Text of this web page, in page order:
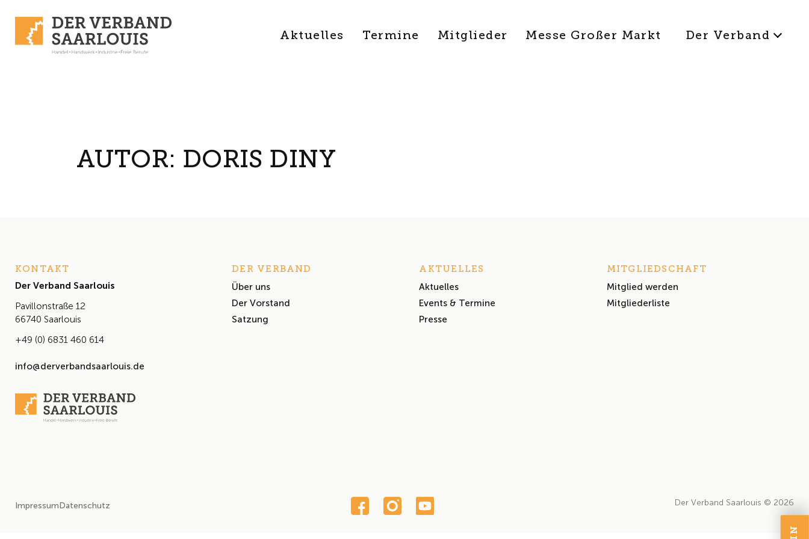
Aktuelles Termine Mitglieder Messe Großer Markt Der Verband
AUTOR: DORIS DINY
KONTAKT
Der Verband Saarlouis
Pavillonstraße 12
66740 Saarlouis
+49 (0) 6831 460 614
info@derverbandsaarlouis.de
DER VERBAND
Über uns
Der Vorstand
Satzung
AKTUELLES
Aktuelles
Events & Termine
Presse
MITGLIEDSCHAFT
Mitglied werden
Mitgliederliste
ImpressumDatenschutz Der Verband Saarlouis © 2026